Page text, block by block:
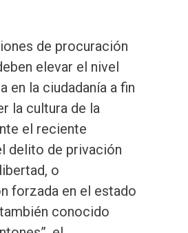
de procuración
elevar el nivel
en la ciudadanía a fin
la cultura de la
el reciente
delito de privación
o
forzada en el estado
conocido